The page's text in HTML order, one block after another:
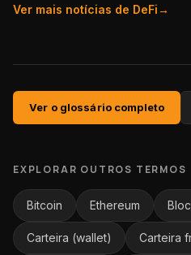
Ver mais notícias de DeFi→
Ver o glossário completo
EXPLORAR OUTROS TERMOS
Bitcoin Ethereum
Carteira (wallet) Carteira